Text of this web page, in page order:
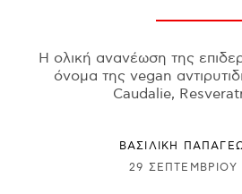
Η ολική ανανέωση της
όνομα της vegan
Caudalie,
ΒΑΣΙΛΙΚΗ
29 ΣΕΠΤΕΜΒΡΊΟΥ